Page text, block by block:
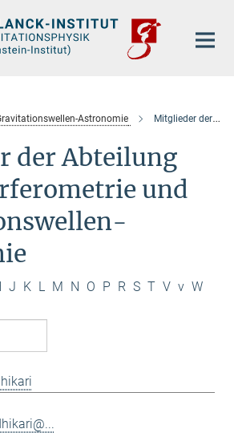
Astronomie Mitglieder der Abteilung
der Abteilung
und
J K L M N O P R S T V v W